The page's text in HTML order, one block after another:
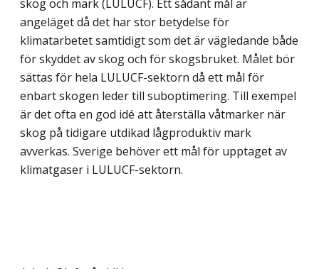
skog och mark (LULUCF). Ett sådant mål är
angeläget då det har stor betydelse för
klimatarbetet samtidigt som det är vägledande både
för skyddet av skog och för skogsbruket. Målet bör
sättas för hela LULUCF-sektorn då ett mål för
enbart skogen leder till suboptimering. Till exempel
är det ofta en god idé att återställa våt­marker när
skog på tidigare utdikad lågproduktiv mark
avverkas. Sverige behöver ett mål för upptaget av
klimatgaser i LULUCF-sektorn.